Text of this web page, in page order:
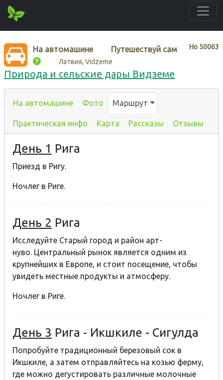
Нo 50063
На автомашине Путешествуй сам
Латвия, Vidzeme
Природа и сельские дары Видземе
На автомашине Фото Маршрут
Практическая инфо Карта Рассказы Отзывы
День 1 Рига
Приезд в Ригу.
Ночлег в Риге.
День 2 Рига
Исследуйте Старый город и район арт-
нуво. Центральный рынок является одним из
крупнейших в Европе, и стоит посещение, чтобы
увидеть местные продукты и атмосферу.
Ночлег в Риге.
День 3 Рига - Икшкиле - Сигулда
Попробуйте традиционный березовый сок в
Икшкиле, a затем отправляйтесь на козью ферму,
где можно дегустировать различные молочные